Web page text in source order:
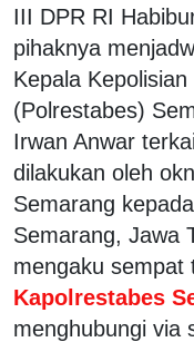
III DPR RI
pihaknya
Kepala
(Polrestabes)
Irwan Anwar
dilakukan oleh
Semarang
Semarang, Jawa
mengaku sempat
Kapolrestabes
menghubungi via